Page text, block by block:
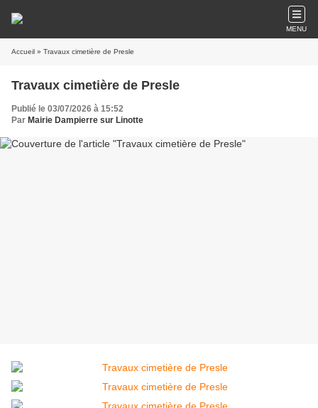
MENU
Accueil » Travaux cimetière de Presle
Travaux cimetière de Presle
Publié le 03/07/2026 à 15:52
Par Mairie Dampierre sur Linotte